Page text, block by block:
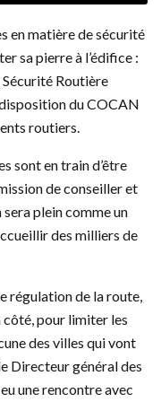
en matière de sécurité
sa pierre à l’édifice :
Sécurité Routière
du COCAN
routiers.
sont en train d’être
de conseiller et
plein comme un
des milliers de
régulation de la route,
côté, pour limiter les
des villes qui vont
Directeur général des
une rencontre avec